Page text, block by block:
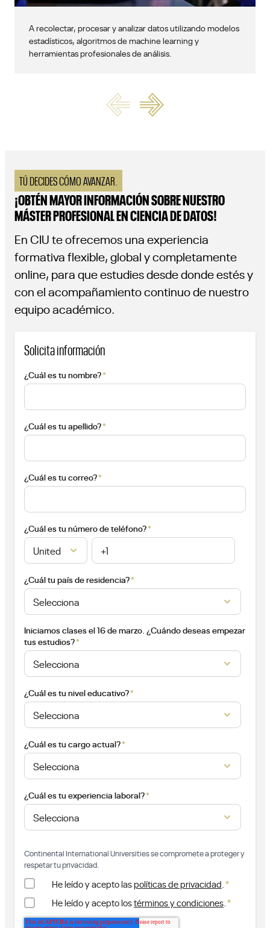
A recolectar, procesar y analizar datos utilizando modelos
estadísticos, algoritmos de machine learning y
herramientas profesionales de análisis.
TÚ DECIDES CÓMO AVANZAR.
¡OBTÉN MAYOR INFORMACIÓN SOBRE NUESTRO
MÁSTER PROFESIONAL EN CIENCIA DE DATOS!
En CIU te ofrecemos una experiencia
formativa flexible, global y completamente
online, para que estudies desde donde estés y
con el acompañamiento continuo de nuestro
equipo académico.
Solicita información
¿Cuál es tu nombre?*
¿Cuál es tu apellido?*
¿Cuál es tu correo?*
¿Cuál es tu número de teléfono?*
¿Cuál tu país de residencia?*
Iniciamos clases el 16 de marzo. ¿Cuándo deseas empezar
tus estudios?*
¿Cuál es tu nivel educativo?*
¿Cuál es tu cargo actual?*
¿Cuál es tu experiencia laboral?*
Continental International Universities se compromete a proteger y
respetar tu privacidad.
He leído y acepto laspolíticas de privacidad *
He leído y acepto lostérminos y condiciones.*